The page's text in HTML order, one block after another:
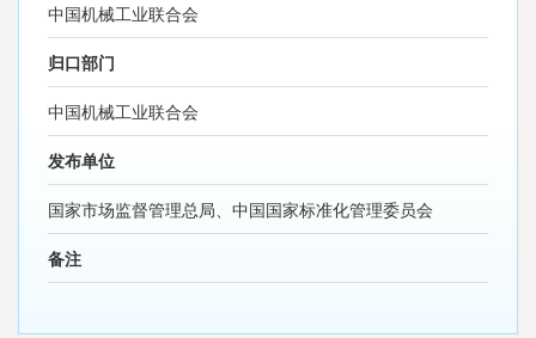
中国机械工业联合会
归口部门
中国机械工业联合会
发布单位
国家市场监督管理总局、中国国家标准化管理委员会
备注